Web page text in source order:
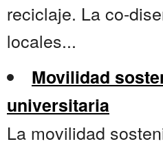
reciclaje. La co-
locales...
Movilidad
universitaria
La movilidad